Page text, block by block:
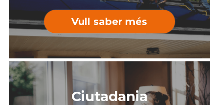
Vull saber més
Ciutadania